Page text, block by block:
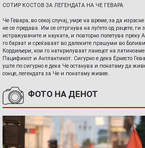
СОТИР КОСТОВ ЗА ЛЕГЕНДАТА НА ЧЕ ГЕВАРА
Че Гевара, во секој случај, умре на време, за да
не се предава. Им се оттргнува на луѓето од рацете, ги
истражувачите и науката, и повторно полетува преку
го бараат и среќаваат во далеките прашуми во
Кордиљери, кои го наткрилуваат ланецот на
Пацификот и Антлантикот. Сигурно е дека Ернесто
уште по сигурно е дека Че останува и понатаму да
сонце, легендата за Че и понатаму живее.
ФОТО НА ДЕНОТ